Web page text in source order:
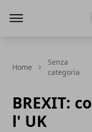
Home
Senza
categoria
BREXIT:
l' UK